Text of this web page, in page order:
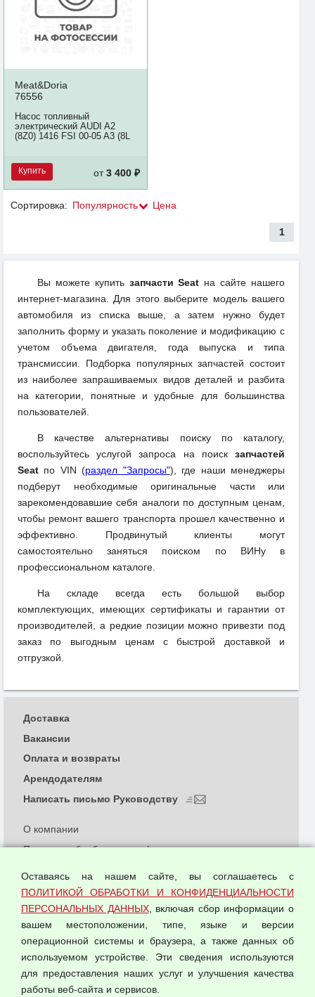
Meat&Doria
76556
Насос топливный
электрический AUDI A2
(8Z0) 1416 FSI 00-05 A3 (8L
Купить от3 400 ₽
Сортировка: Популярность Цена
1
Вы можете купить запчасти Seat на сайте нашего
интернет-магазина. Для этого выберите модель вашего
автомобиля из списка выше, а затем нужно будет
заполнить форму и указать поколение и модификацию с
учетом объема двигателя, года выпуска и типа
трансмиссии. Подборка популярных запчастей состоит
из наиболее запрашиваемых видов деталей и разбита
на категории, понятные и удобные для большинства
пользователей.
В качестве альтернативы поиску по каталогу,
воспользуйтесь услугой запроса на поиск запчастей
Seat по VIN (раздел "Запросы"), где наши менеджеры
подберут необходимые оригинальные части или
зарекомендовавшие себя аналоги по доступным ценам,
чтобы ремонт вашего транспорта прошел качественно и
эффективно. Продвинутый клиенты могут
самостоятельно заняться поиском по ВИНу в
профессиональном каталоге.
На складе всегда есть большой выбор
комплектующих, имеющих сертификаты и гарантии от
производителей, а редкие позиции можно привезти под
заказ по выгодным ценам с быстрой доставкой и
отгрузкой.
© 2026 ООО "Феникс"
О компании
Политика обработки и конфиденциальности
Согласием на обработку персональных данных
Оферта оптовой купли-продажи
Публичная оферта
Доставка
Вакансии
Оплата и возвраты
Арендодателям
Написать письмо Руководству
Оставаясь на нашем сайте, вы соглашаетесь с
ПОЛИТИКОЙ ОБРАБОТКИ И КОНФИДЕНЦИАЛЬНОСТИ
ПЕРСОНАЛЬНЫХ ДАННЫХ, включая сбор информации о
вашем местоположении, типе, языке и версии
операционной системы и браузера, а также данных об
используемом устройстве. Эти сведения используются
для предоставления наших услуг и улучшения качества
работы веб-сайта и сервисов.